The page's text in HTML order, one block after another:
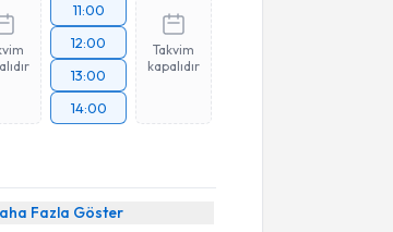
11:00
12:00
13:00
14:00
Takvim
kapalıdır
Fazla Göster